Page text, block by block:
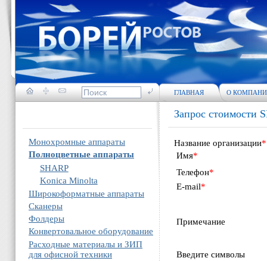
Монохромные аппараты
Полноцветные аппараты
SHARP
Konica Minolta
Широкоформатные аппараты
Сканеры
Фолдеры
Конвертовальное оборудование
Расходные материалы и ЗИП
для офисной техники
ГЛАВНАЯ О
Запрос стоимости
Название организации*
Имя*
Телефон*
E-mail*
Примечание
Введите символы